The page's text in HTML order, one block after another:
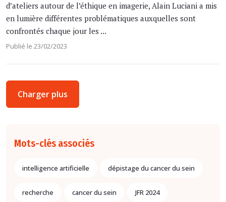
d’ateliers autour de l’éthique en imagerie, Alain Luciani a mis
en lumière différentes problématiques auxquelles sont
confrontés chaque jour les ...
Publié le 23/02/2023
Charger plus
Mots-clés associés
intelligence artificielle dépistage du cancer du sein
recherche cancer du sein JFR 2024